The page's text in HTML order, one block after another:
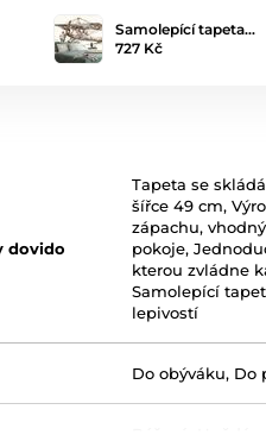
Samolepící tapeta…
727 Kč
dovido
Tapeta se
šířce 49 cm,
zápachu,
pokoje,
kterou zvládne
Samolepící
lepivostí
Do obýváku, Do